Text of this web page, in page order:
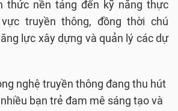
thức nền tảng đến kỹ năng thực
truyền thông, đồng thời chú
lực xây dựng và quản lý các dự
nghệ truyền thông đang thu hút
bạn trẻ đam mê sáng tạo và